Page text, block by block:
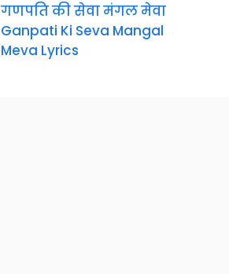
गणपति की सेवा मंगल मेवा
Ganpati Ki Seva Mangal
Meva Lyrics